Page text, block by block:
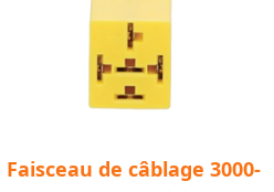
Faisceau de câblage 3000-